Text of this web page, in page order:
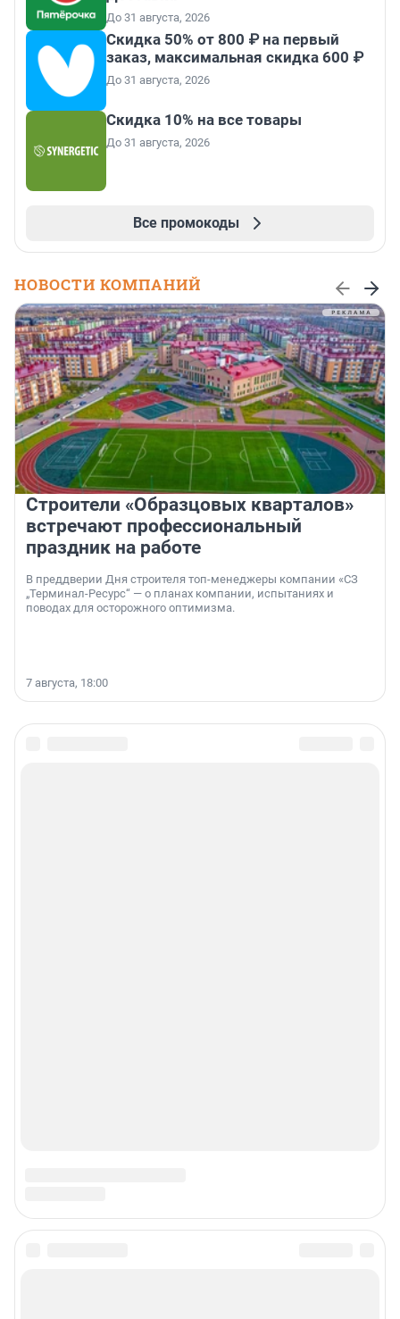
До 31 августа, 2026
Скидка 50% от 800 ₽ на первый
заказ, максимальная скидка 600 ₽
До 31 августа, 2026
Скидка 10% на все товары
До 31 августа, 2026
Все промокоды
НОВОСТИ КОМПАНИЙ
Строители «Образцовых кварталов»
встречают профессиональный
праздник на работе
В преддверии Дня строителя топ-менеджеры компании «СЗ
„Терминал-Ресурс“ — о планах компании, испытаниях и
поводах для осторожного оптимизма.
7 августа, 18:00